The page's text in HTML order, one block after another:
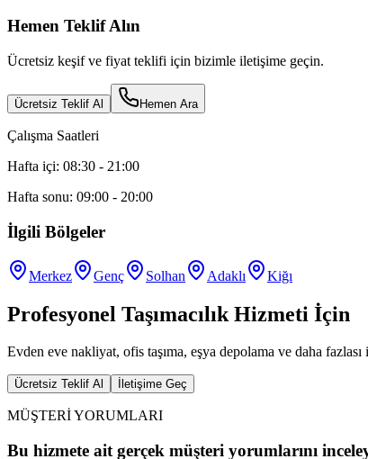
Hemen Teklif Alın
Ücretsiz keşif ve fiyat teklifi için bizimle iletişime geçin.
Ücretsiz Teklif Al Hemen Ara
Çalışma Saatleri
Hafta içi: 08:30 - 21:00
Hafta sonu: 09:00 - 20:00
İlgili Bölgeler
Merkez Genç Solhan Adaklı Kiğı
Profesyonel Taşımacılık Hizmeti İçin
Evden eve nakliyat, ofis taşıma, eşya depolama ve daha
Ücretsiz Teklif Al İletişime Geç
MÜŞTERİ YORUMLARI
Bu hizmete ait gerçek müşteri yorumlarını